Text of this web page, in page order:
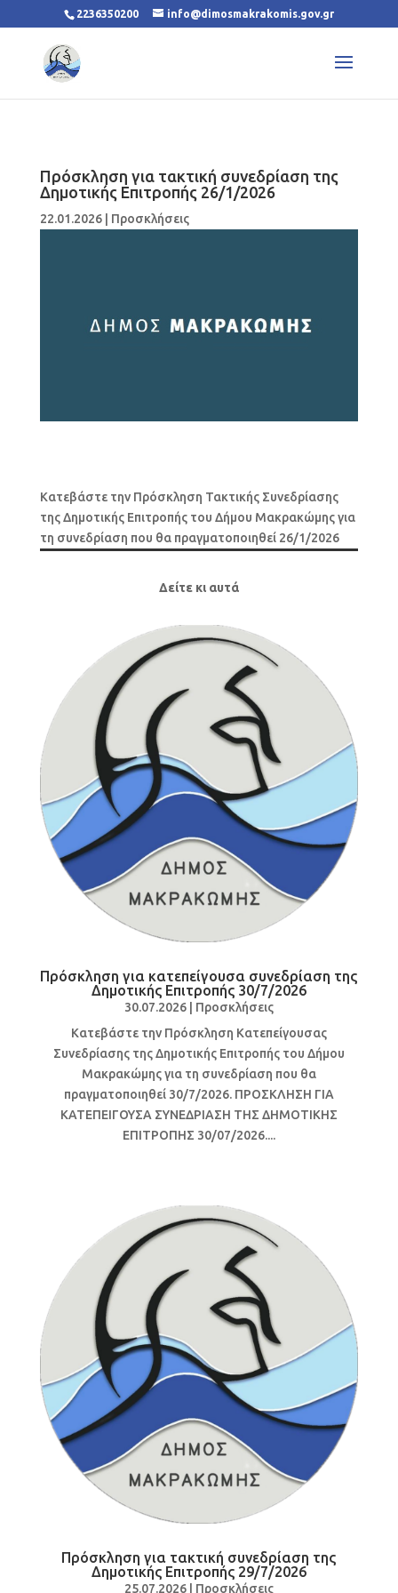
2236350200 info@dimosmakrakomis.gov.gr
Πρόσκληση για τακτική συνεδρίαση της
Δημοτικής Επιτροπής 26/1/2026
22.01.2026| Προσκλήσεις
Κατεβάστε την Πρόσκληση Τακτικής Συνεδρίασης
της Δημοτικής Επιτροπής του Δήμου Μακρακώμης για
τη συνεδρίαση που θα πραγματοποιηθεί 26/1/2026
Δείτε κι αυτά
Πρόσκληση για κατεπείγουσα συνεδρίαση της
Δημοτικής Επιτροπής 30/7/2026
30.07.2026| Προσκλήσεις
Κατεβάστε την Πρόσκληση Κατεπείγουσας
Συνεδρίασης της Δημοτικής Επιτροπής του Δήμου
Μακρακώμης για τη συνεδρίαση που θα
πραγματοποιηθεί 30/7/2026. ΠΡΟΣΚΛΗΣΗ ΓΙΑ
ΚΑΤΕΠΕΙΓΟΥΣΑ ΣΥΝΕΔΡΙΑΣΗ ΤΗΣ ΔΗΜΟΤΙΚΗΣ
ΕΠΙΤΡΟΠΗΣ 30/07/2026....
Πρόσκληση για τακτική συνεδρίαση της
Δημοτικής Επιτροπής 29/7/2026
25.07.2026| Προσκλήσεις